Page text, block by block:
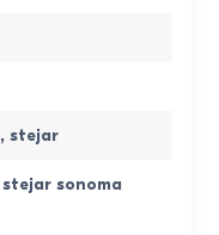
, stejar
stejar sonoma